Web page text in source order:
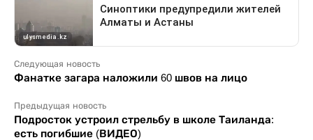
Следующая новость
Фанатке загара наложили 60 швов на лицо
Предыдущая новость
Подросток устроил стрельбу в школе Таиланда:
есть погибшие (ВИДЕО)